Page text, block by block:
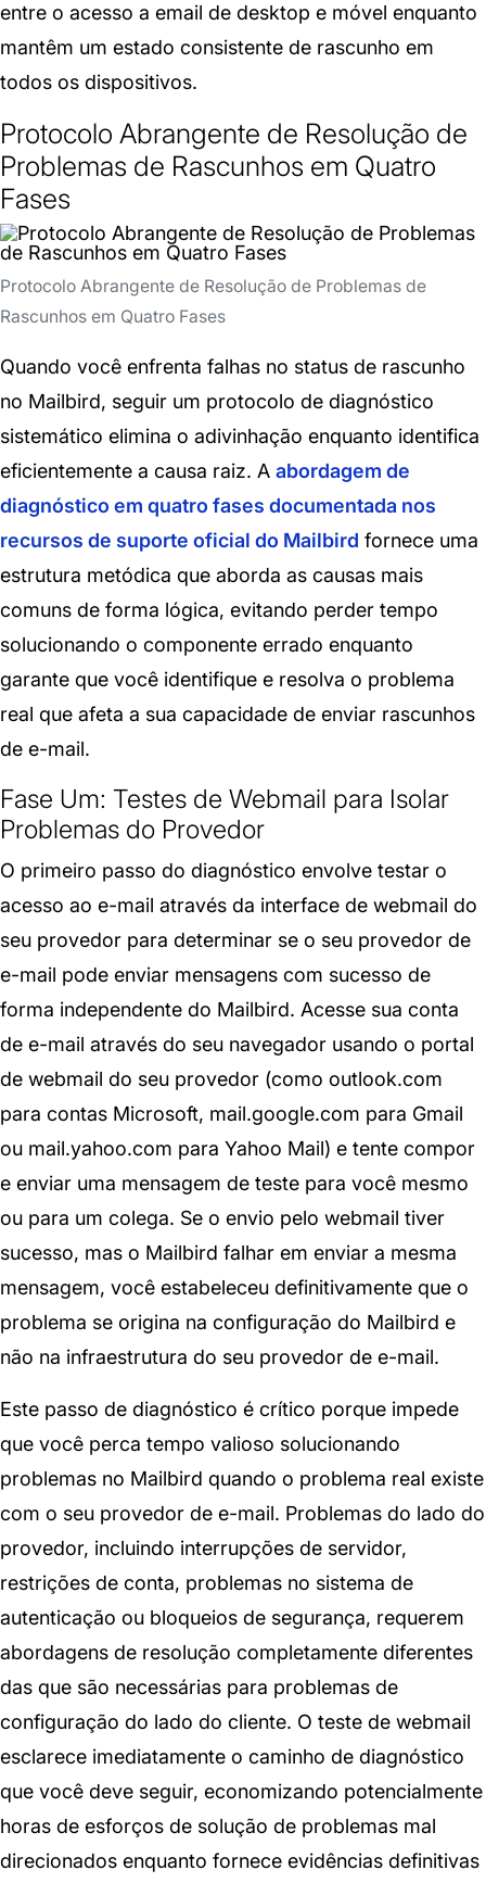
entre o acesso a email de desktop e móvel enquanto
mantêm um estado consistente de rascunho em
todos os dispositivos.
Protocolo Abrangente de Resolução de
Problemas de Rascunhos em Quatro
Fases
Protocolo Abrangente de Resolução de Problemas de
Rascunhos em Quatro Fases
Quando você enfrenta falhas no status de rascunho
no Mailbird, seguir um protocolo de diagnóstico
sistemático elimina o adivinhação enquanto identifica
eficientemente a causa raiz. A abordagem de
diagnóstico em quatro fases documentada nos
recursos de suporte oficial do Mailbird fornece uma
estrutura metódica que aborda as causas mais
comuns de forma lógica, evitando perder tempo
solucionando o componente errado enquanto
garante que você identifique e resolva o problema
real que afeta a sua capacidade de enviar rascunhos
de e-mail.
Fase Um: Testes de Webmail para Isolar
Problemas do Provedor
O primeiro passo do diagnóstico envolve testar o
acesso ao e-mail através da interface de webmail do
seu provedor para determinar se o seu provedor de
e-mail pode enviar mensagens com sucesso de
forma independente do Mailbird. Acesse sua conta
de e-mail através do seu navegador usando o portal
de webmail do seu provedor (como outlook.com
para contas Microsoft, mail.google.com para Gmail
ou mail.yahoo.com para Yahoo Mail) e tente compor
e enviar uma mensagem de teste para você mesmo
ou para um colega. Se o envio pelo webmail tiver
sucesso, mas o Mailbird falhar em enviar a mesma
mensagem, você estabeleceu definitivamente que o
problema se origina na configuração do Mailbird e
não na infraestrutura do seu provedor de e-mail.
Este passo de diagnóstico é crítico porque impede
que você perca tempo valioso solucionando
problemas no Mailbird quando o problema real existe
com o seu provedor de e-mail. Problemas do lado do
provedor, incluindo interrupções de servidor,
restrições de conta, problemas no sistema de
autenticação ou bloqueios de segurança, requerem
abordagens de resolução completamente diferentes
das que são necessárias para problemas de
configuração do lado do cliente. O teste de webmail
esclarece imediatamente o caminho de diagnóstico
que você deve seguir, economizando potencialmente
horas de esforços de solução de problemas mal
direcionados enquanto fornece evidências definitivas